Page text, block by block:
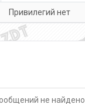
Привилегий нет
не найдено